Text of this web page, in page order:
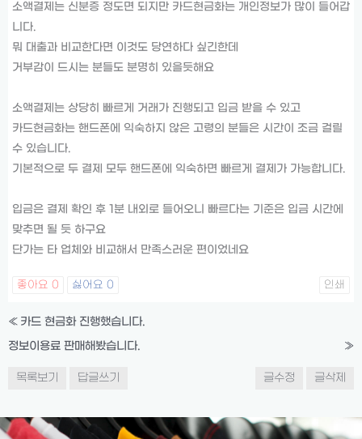
소액결제는 신분증 정도면 되지만 카드현금화는 개인정보가 많이 들어갑
니다.
뭐 대출과 비교한다면 이것도 당연하다 싶긴한데
거부감이 드시는 분들도 분명히 있을듯해요
소액결제는 상당히 빠르게 거래가 진행되고 입금 받을 수 있고
카드현금화는 핸드폰에 익숙하지 않은 고령의 분들은 시간이 조금 걸릴
수 있습니다.
기본적으로 두 결제 모두 핸드폰에 익숙하면 빠르게 결제가 가능합니다.
입금은 결제 확인 후 1분 내외로 들어오니 빠르다는 기준은 입금 시간에
맞추면 될 듯 하구요
단가는 타 업체와 비교해서 만족스러운 편이었네요
좋아요 0 싫어요 0 인쇄
« 카드 현금화 진행했습니다.
정보이용료 판매해봤습니다.
»
목록보기 답글쓰기 글수정 글삭제